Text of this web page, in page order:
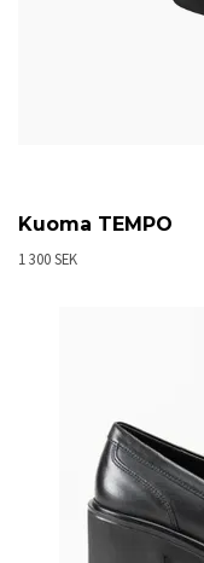
Kuoma TEMPO
1 300 SEK